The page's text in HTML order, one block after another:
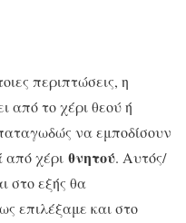
περιπτώσεις, η
από το χέρι θεού ή
να εμποδίσουν
χέρι θνητού. Αυτός/
στο εξής θα
επιλέξαμε και στο